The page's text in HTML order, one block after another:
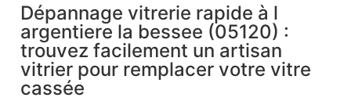
Dépannage vitrerie rapide à l
argentiere la bessee (05120) :
trouvez facilement un artisan
vitrier pour remplacer votre vitre
cassée